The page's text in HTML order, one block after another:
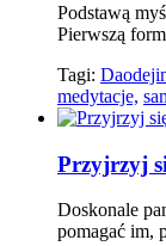
Podstawą
Pierwszą
Tagi:
medytacje,
Przyjrzyj
Doskonale
pomagać im,